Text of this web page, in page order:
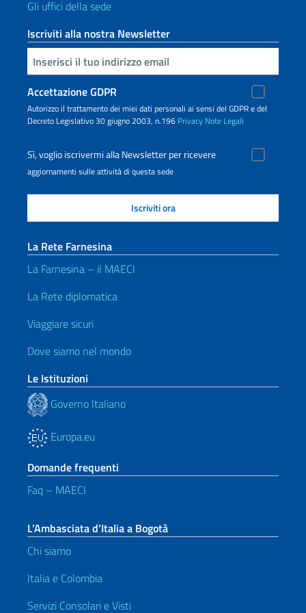
Gli uffici della sede
Iscriviti alla nostra Newsletter
Inserisci la tua email
Accettazione GDPR
Autorizzo il trattamento dei miei dati personali ai sensi del GDPR e del
Decreto Legislativo 30 giugno 2003, n.196 Privacy Note Legali
Sì, voglio iscrivermi alla Newsletter per ricevere
aggiornamenti sulle attività di questa sede
La Rete Farnesina
La Farnesina – il MAECI
La Rete diplomatica
Viaggiare sicuri
Dove siamo nel mondo
Le Istituzioni
Governo Italiano
Europa.eu
Domande frequenti
Faq – MAECI
L’Ambasciata d’Italia a Bogotà
Chi siamo
Italia e Colombia
Servizi Consolari e Visti